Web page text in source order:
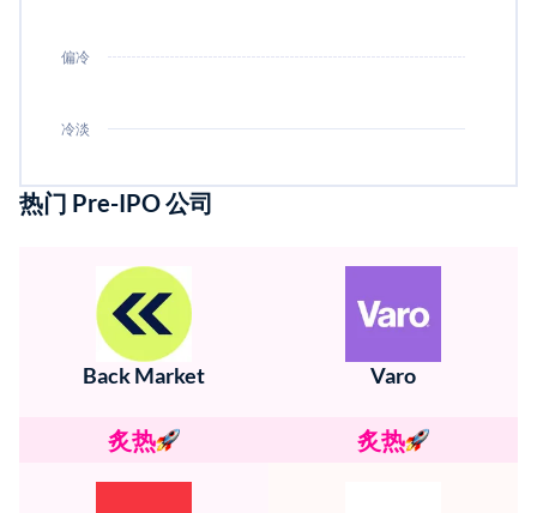
冷淡
偏冷
热门 Pre-IPO 公司
Back Market
炙热
Varo
炙热